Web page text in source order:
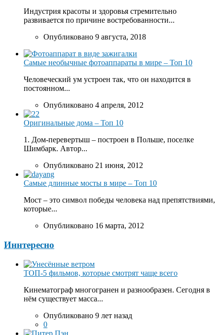
Индустрия красоты и здоровья стремительно
развивается по причине востребованности...
Опубликовано 9 августа, 2018
Самые необычные фотоаппараты в мире – Топ 10
Человеческий ум устроен так, что он находится в
постоянном...
Опубликовано 4 апреля, 2012
Оригинальные дома – Топ 10
1. Дом-перевертыш – построен в Польше, поселке
Шимбарк. Автор...
Опубликовано 21 июня, 2012
Самые длинные мосты в мире – Топ 10
Мост – это символ победы человека над препятствиями,
которые...
Опубликовано 16 марта, 2012
Иннтересно
ТОП-5 фильмов, которые смотрят чаще всего
Кинематограф многогранен и разнообразен. Сегодня в
нём существует масса...
Опубликовано 9 лет назад
0